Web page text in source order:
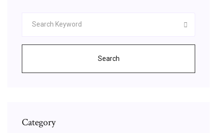
Search
Category